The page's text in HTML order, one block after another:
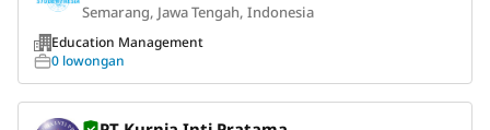
Semarang, Jawa Tengah, Indonesia
Education Management
0 lowongan